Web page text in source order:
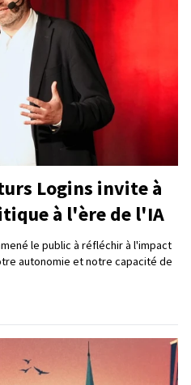
Logins invite à
à l'ère de l'IA
le public à réfléchir à l'impact
autonomie et notre capacité de